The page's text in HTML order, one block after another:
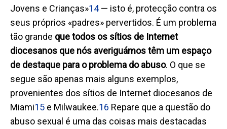
Jovens e Crianças»14— isto é, protecção contra os
seus próprios «padres» pervertidos. É um problema
tão grande que todos os sítios de Internet
diocesanos que nós averiguámos têm um espaço
de destaque para o problema do abuso. O que se
segue são apenas mais alguns exemplos,
provenientes dos sítios de Internet diocesanos de
Miami15 e Milwaukee.16 Repare que a questão do
abuso sexual é uma das coisas mais destacadas